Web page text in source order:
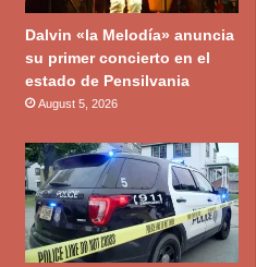
Dalvin «la Melodía» anuncia
su primer concierto en el
estado de Pensilvania
August 5, 2026